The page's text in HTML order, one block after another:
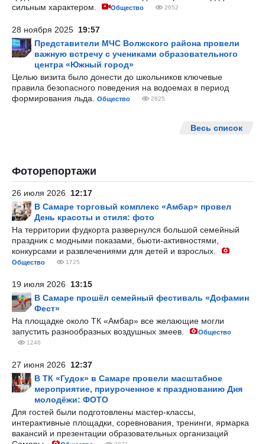
сильным характером.
Общество 2652
28 ноября 2025 19:57
Представители МЧС Волжского района провели
важную встречу с учениками образовательного
центра «Южный город»
Целью визита было донести до школьников ключевые
правила безопасного поведения на водоемах в период
формирования льда.
Общество 2825
Весь список
Фоторепортажи
26 июля 2026 12:17
В Самаре торговый комплекс «Амбар» провел
День красоты и стиля: фото
На территории фудкорта развернулся большой семейный
праздник с модными показами, бьюти-активностями,
конкурсами и развлечениями для детей и взрослых.
Общество 1725
19 июля 2026 13:15
В Самаре прошёл семейный фестиваль «Дофамин
Фест»
На площадке около ТК «Амбар» все желающие могли
запустить разнообразных воздушных змеев.
Общество
1246
27 июня 2026 12:37
В ТК «Гудок» в Самаре провели масштабное
мероприятие, приуроченное к празднованию Дня
молодёжи: ФОТО
Для гостей были подготовлены мастер-классы,
интерактивные площадки, соревнования, тренинги, ярмарка
вакансий и презентации образовательных организаций